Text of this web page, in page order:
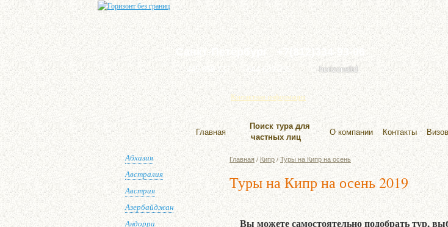
Санкт-Петербург +7(812)334-93-06
445-858-737 644-689-255 horizonsltd
Контактная информация
Главная
Поиск тура для
частных лиц
О компании Контакты
Абхазия
Австралия
Австрия
Азербайджан
Андорра
Главная/ Кипр / Туры на Кипр на осень
Туры на Кипр на осень 2019
Вы можете самостоятельно подобрать тур,